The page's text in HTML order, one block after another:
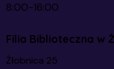
8:00-16:00
Filia Biblioteczna w
Żłobnica 25